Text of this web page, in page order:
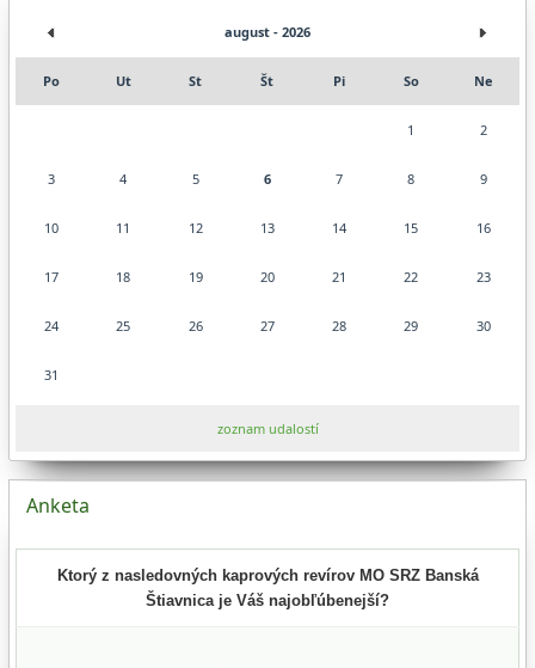
august - 2026
Po Ut St Št Pi So Ne
1 2
3 4 5 6 7 8 9
10 11 12 13 14 15 16
17 18 19 20 21 22 23
24 25 26 27 28 29 30
31
zoznam udalostí
Anketa
Ktorý z nasledovných kaprových revírov MO SRZ Banská
Štiavnica je Váš najobľúbenejší?